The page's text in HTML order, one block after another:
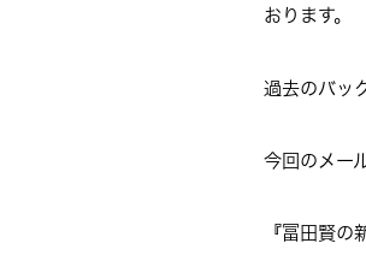
おります。
過去のバッ
今回のメー
『冨田賢